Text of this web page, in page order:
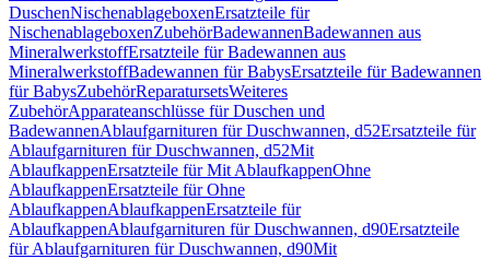
DuschenNischenablageboxenErsatzteile für
NischenablageboxenZubehörBadewannenBadewannen aus
MineralwerkstoffErsatzteile für Badewannen aus
MineralwerkstoffBadewannen für BabysErsatzteile für Badewannen
für BabysZubehörReparatursetsWeiteres
ZubehörApparateanschlüsse für Duschen und
BadewannenAblaufgarnituren für Duschwannen, d52Ersatzteile für
Ablaufgarnituren für Duschwannen, d52Mit
AblaufkappenErsatzteile für Mit AblaufkappenOhne
AblaufkappenErsatzteile für Ohne
AblaufkappenAblaufkappenErsatzteile für
AblaufkappenAblaufgarnituren für Duschwannen, d90Ersatzteile
für Ablaufgarnituren für Duschwannen, d90Mit